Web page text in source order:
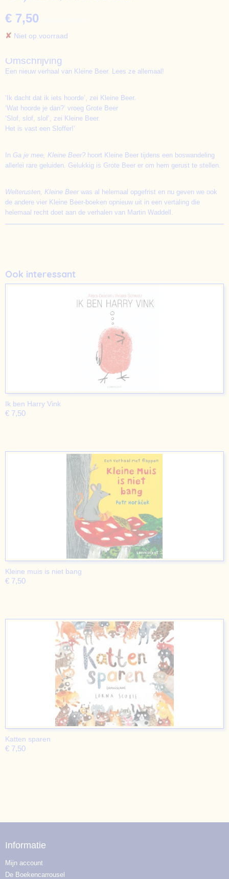
€ 7,50
✘ Niet op voorraad
Omschrijving
Een nieuw verhaal van Kleine Beer. Lees ze allemaal!
‘Ik dacht dat ik iets hoorde’, zei Kleine Beer.
‘Wat hoorde je dan?’ vroeg Grote Beer
‘Slof, slof, slof’, zei Kleine Beer.
Het is vast een Sloffer!’
In Ga je mee, Kleine Beer? hoort Kleine Beer tijdens een boswandeling
allerlei rare geluiden. Gelukkig is Grote Beer er om hem gerust te stellen.
Welterusten, Kleine Beerwas al helemaal opgefrist en nu geven we ook
de andere vier Kleine Beer-boeken opnieuw uit in een vertaling die
helemaal recht doet aan de verhalen van Martin Waddell.
Ook interessant
Ik ben Harry Vink
€ 7,50
Kleine muis is niet bang
€ 7,50
Katten sparen
€ 7,50
Informatie
Mijn account
De Boekencarrousel